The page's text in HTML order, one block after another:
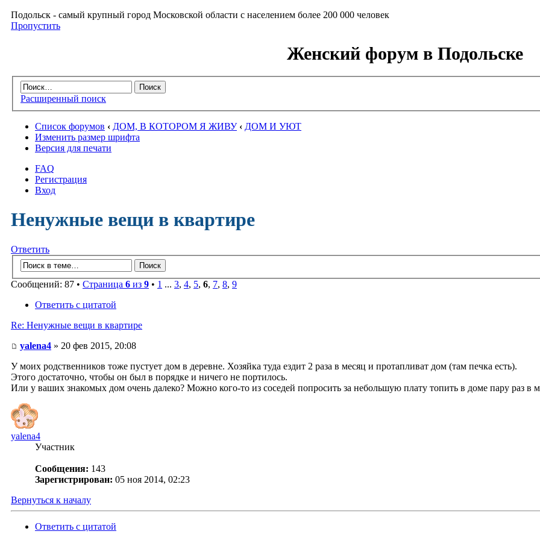
Подольск - самый крупный город Московской области с населением более 200 000 человек
Пропустить
Женский форум в Подольске
Расширенный поиск
Список форумов ‹ ДОМ, В КОТОРОМ Я ЖИВУ ‹ ДОМ И УЮТ
Изменить размер шрифта
Версия для печати
FAQ
Регистрация
Вход
Ненужные вещи в квартире
Ответить
Сообщений: 87 • Страница 6 из 9 • 1 ... 3, 4, 5, 6, 7, 8, 9
Ответить с цитатой
Re: Ненужные вещи в квартире
yalena4 » 20 фев 2015, 20:08
У моих родственников тоже пустует дом в деревне. Хозяйка туда ездит 2 раза в месяц и протапливат дом (там печка есть).
Этого достаточно, чтобы он был в порядке и ничего не портилось.
Или у ваших знакомых дом очень далеко? Можно кого-то из соседей попросить за небольшую плату топить в доме пару раз в
yalena4
Участник
Сообщения: 143
Зарегистрирован: 05 ноя 2014, 02:23
Вернуться к началу
Ответить с цитатой